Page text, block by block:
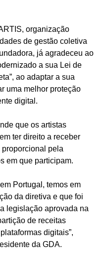
organização
de gestão coletiva
já agradeceu ao
a sua Lei de
ao adaptar a sua
uma melhor proteção
digital.
que os artistas
ter direito a receber
pela
em que participam.
Portugal, temos em
da diretiva e que foi
legislação aprovada na
de receitas
digitais”,
da GDA.